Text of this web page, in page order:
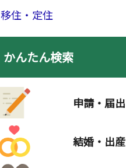
移住・定住
かんたん検索
申請・届出
結婚・出産